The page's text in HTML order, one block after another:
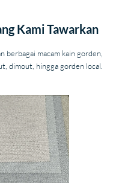
Kami Tawarkan
berbagai macam kain gorden,
dimout, hingga gorden local.